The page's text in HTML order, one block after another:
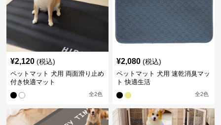
¥2,120 (税込)
ペットマット 犬用 両面滑り止め
付き快適マット
全2色
¥2,080 (税込)
ペットマット 犬用 速乾消臭マッ
ト 快適生活
全2色